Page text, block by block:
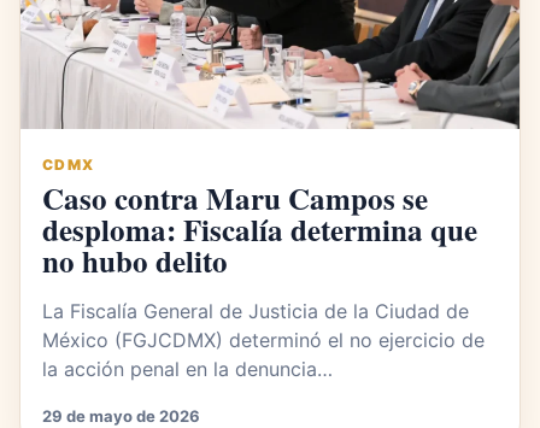
CDMX
Caso contra Maru Campos se
desploma: Fiscalía determina que
no hubo delito
La Fiscalía General de Justicia de la Ciudad de
México (FGJCDMX) determinó el no ejercicio de
la acción penal en la denuncia…
29 de mayo de 2026